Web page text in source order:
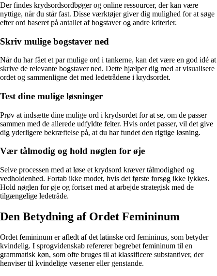
Der findes krydsordsordbøger og online ressourcer, der kan være
nyttige, når du står fast. Disse værktøjer giver dig mulighed for at søge
efter ord baseret på antallet af bogstaver og andre kriterier.
Skriv mulige bogstaver ned
Når du har fået et par mulige ord i tankerne, kan det være en god idé at
skrive de relevante bogstaver ned. Dette hjælper dig med at visualisere
ordet og sammenligne det med ledetrådene i krydsordet.
Test dine mulige løsninger
Prøv at indsætte dine mulige ord i krydsordet for at se, om de passer
sammen med de allerede udfyldte felter. Hvis ordet passer, vil det give
dig yderligere bekræftelse på, at du har fundet den rigtige løsning.
Vær tålmodig og hold nøglen for øje
Selve processen med at løse et krydsord kræver tålmodighed og
vedholdenhed. Fortab ikke modet, hvis det første forsøg ikke lykkes.
Hold nøglen for øje og fortsæt med at arbejde strategisk med de
tilgængelige ledetråde.
Den Betydning af Ordet Femininum
Ordet femininum er afledt af det latinske ord femininus, som betyder
kvindelig. I sprogvidenskab refererer begrebet femininum til en
grammatisk køn, som ofte bruges til at klassificere substantiver, der
henviser til kvindelige væsener eller genstande.